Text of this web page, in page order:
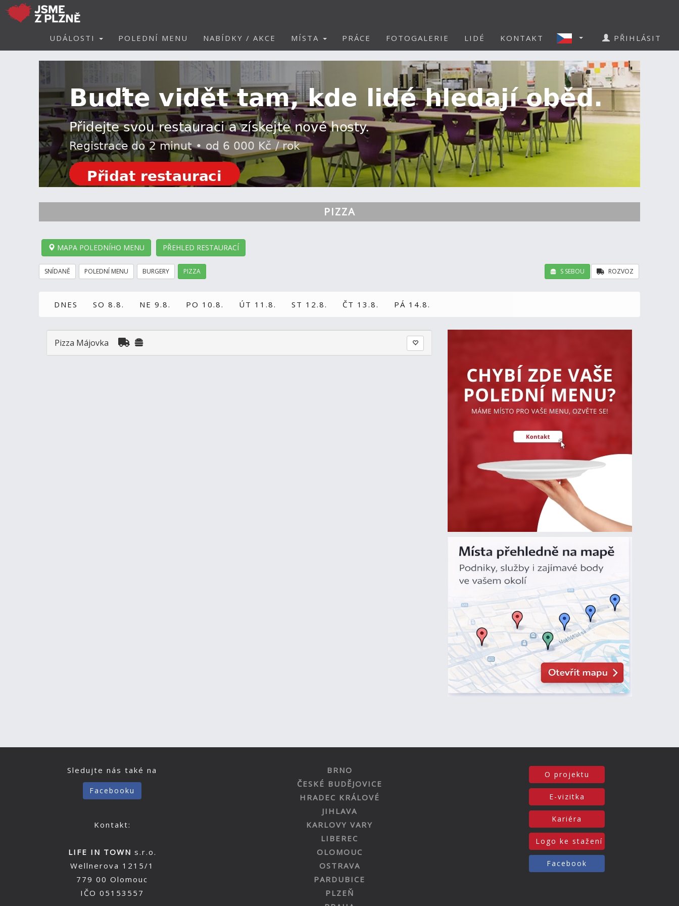
UDÁLOSTI POLEDNÍ MENU NABÍDKY / AKCE MÍSTA PRÁCE FOTOGALERIE LIDÉ KONTAKT PŘIHLÁSIT
PIZZA
MAPA POLEDNÍHO MENU PŘEHLED RESTAURACÍ
SNÍDANĚ POLEDNÍ MENU BURGERY PIZZA ROZVOZ
S SEBOU
DNES SO 8.8. NE 9.8. PO 10.8. ÚT 11.8. ST 12.8. ČT 13.8. PÁ 14.8.
Pizza Májovka
Sledujte nás také na
Facebooku
Kontakt:
LIFE IN TOWN s.r.o.
Wellnerova 1215/1
779 00 Olomouc
IČO 05153557
BRNO
ČESKÉ BUDĚJOVICE
HRADEC KRÁLOVÉ
JIHLAVA
KARLOVY VARY
LIBEREC
OLOMOUC
OSTRAVA
PARDUBICE
PLZEŇ
O projektu
E-vizitka
Kariéra
Logo ke stažení
Facebook